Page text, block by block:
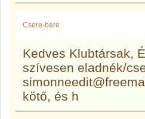
Csere-bere
Kedves Klubtársak,
szívesen eladnék/
kötő, és h